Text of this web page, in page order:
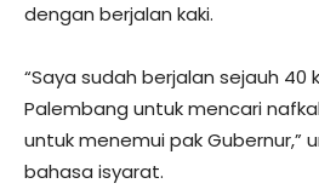
dengan berjalan kaki.
“Saya sudah berjalan sejauh
Palembang untuk mencari
untuk menemui pak Gubernur,”
bahasa isyarat.